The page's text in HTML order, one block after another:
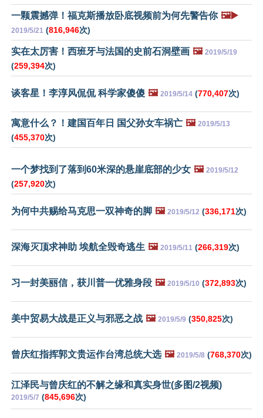
一颗震撼弹！福克斯播放卧底视频前为何先警告你 🖼️▶️
2019/5/21 (816,946次)
实在太厉害！西班牙与法国的史前石洞壁画 🖼️ 2019/5/19
(259,394次)
谈客星！李淳风侃侃 科学家傻傻 🖼️ 2019/5/14 (770,407次)
寓意什么？！建国百年日 国父孙女车祸亡 🖼️ 2019/5/13
(455,370次)
一个梦找到了落到60米深的悬崖底部的少女 🖼️ 2019/5/12
(257,920次)
为何中共赐给马克思一双神奇的脚 🖼️ 2019/5/12 (336,171次)
深海灭顶求神助 埃航全毁奇逃生 🖼️ 2019/5/11 (266,319次)
习一封美丽信，获川普一优雅身段 🖼️ 2019/5/10 (372,893次)
美中贸易大战是正义与邪恶之战 🖼️ 2019/5/9 (350,825次)
曾庆红指挥郭文贵运作台湾总统大选 🖼️ 2019/5/8 (768,370次)
江泽民与曾庆红的不解之缘和真实身世(多图/2视频)
2019/5/7 (845,696次)